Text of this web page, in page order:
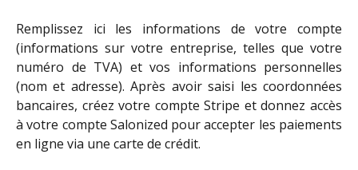
Remplissez ici les informations de votre compte
(informations sur votre entreprise, telles que votre
numéro de TVA) et vos informations personnelles
(nom et adresse). Après avoir saisi les coordonnées
bancaires, créez votre compte Stripe et donnez accès
à votre compte Salonized pour accepter les paiements
en ligne via une carte de crédit.